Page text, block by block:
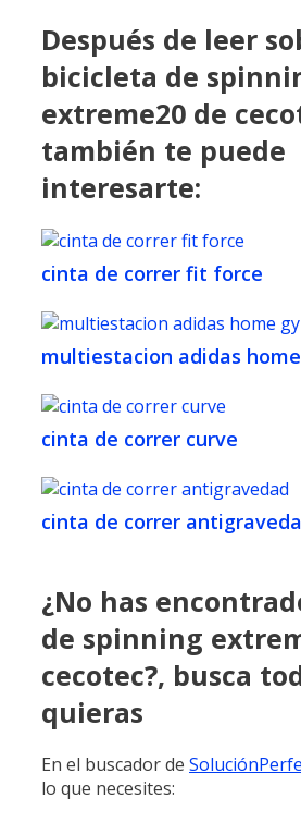
Después de leer
bicicleta de
extreme20 de
también te puede
interesarte:
cinta de correr fit force
multiestacion adidas
cinta de correr curve
cinta de correr
¿No has
de spinning
cecotec?, busca
quieras
En el buscador de
lo que necesites: